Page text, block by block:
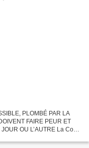
PLOMBÉ PAR LA
FAIRE PEUR ET
OU L’AUTRE La Cour